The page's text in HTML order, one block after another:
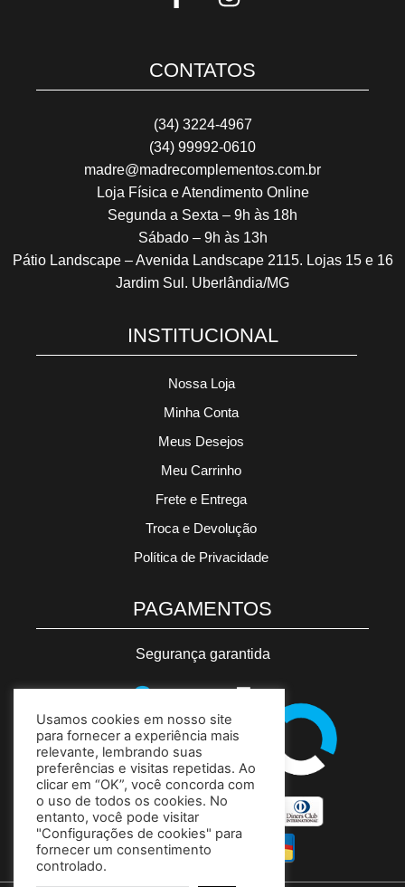
CONTATOS
(34) 3224-4967
(34) 99992-0610
madre@madrecomplementos.com.br
Loja Física e Atendimento Online
Segunda a Sexta – 9h às 18h
Sábado – 9h às 13h
Pátio Landscape – Avenida Landscape 2115. Lojas 15 e 16
Jardim Sul. Uberlândia/MG
INSTITUCIONAL
Nossa Loja
Minha Conta
Meus Desejos
Meu Carrinho
Frete e Entrega
Troca e Devolução
Política de Privacidade
PAGAMENTOS
Segurança garantida
Usamos cookies em nosso site
para fornecer a experiência mais
relevante, lembrando suas
preferências e visitas repetidas. Ao
clicar em “OK”, você concorda com
o uso de todos os cookies. No
entanto, você pode visitar
"Configurações de cookies" para
fornecer um consentimento
controlado.